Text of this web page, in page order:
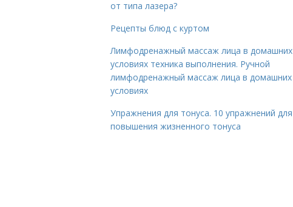
от типа лазера?
Рецепты блюд с куртом
Лимфодренажный массаж лица в домашних
условиях техника выполнения. Ручной
лимфодренажный массаж лица в домашних
условиях
Упражнения для тонуса. 10 упражнений для
повышения жизненного тонуса